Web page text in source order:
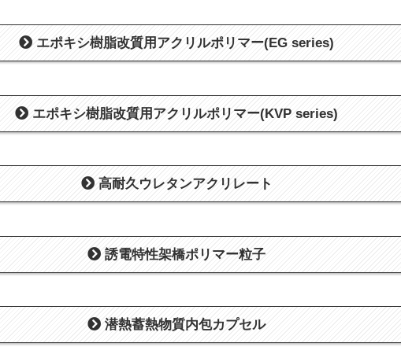
エポキシ樹脂改質用 アクリルポリマー(EG series)
エポキシ樹脂改質用 アクリルポリマー(KVP series)
高耐久ウレタンアクリレート
誘電特性架橋ポリマー粒子
潜熱蓄熱物質内包カプセル